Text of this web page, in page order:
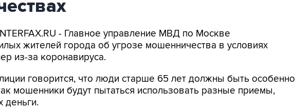
- Главное управление МВД по Москве
жителей города об угрозе мошенничества в условиях
из-за коронавируса.
говорится, что люди старше 65 лет должны быть особенно
мошенники будут пытаться использовать разные приемы,
деньги.